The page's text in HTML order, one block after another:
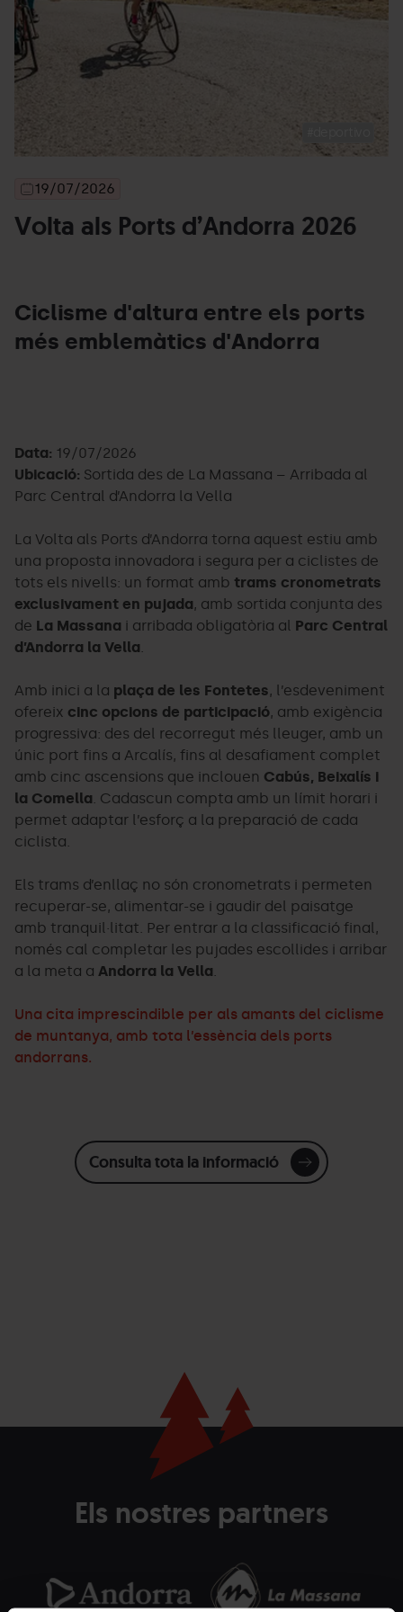
19/07/2026
Volta als Ports d’Andorra 2026
Ciclisme d'altura entre els ports
més emblemàtics d'Andorra
Data: 19/07/2026
Ubicació: Sortida des de La Massana – Arribada al
Parc Central d’Andorra la Vella
La Volta als Ports d’Andorra torna aquest estiu amb
una proposta innovadora i segura per a ciclistes de
tots els nivells: un format amb trams cronometrats
exclusivament en pujada, amb sortida conjunta des
de La Massana i arribada obligatòria al Parc Central
d’Andorra la Vella.
Amb inici a la plaça de les Fontetes, l’esdeveniment
ofereix cinc opcions de participació, amb exigència
progressiva: des del recorregut més lleuger, amb un
únic port fins a Arcalís, fins al desafiament complet
amb cinc ascensions que inclouen Cabús, Beixalís i
la Comella. Cadascun compta amb un límit horari i
permet adaptar l’esforç a la preparació de cada
ciclista.
Els trams d’enllaç no són cronometrats i permeten
recuperar-se, alimentar-se i gaudir del paisatge
amb tranquil·litat. Per entrar a la classificació final,
només cal completar les pujades escollides i arribar
a la meta a Andorra la Vella.
Una cita imprescindible per als amants del ciclisme
de muntanya, amb tota l’essència dels ports
andorrans.
Consulta tota la informació
Els nostres partners
Andorra
Turisme
Massana
blanc
Grandvalira